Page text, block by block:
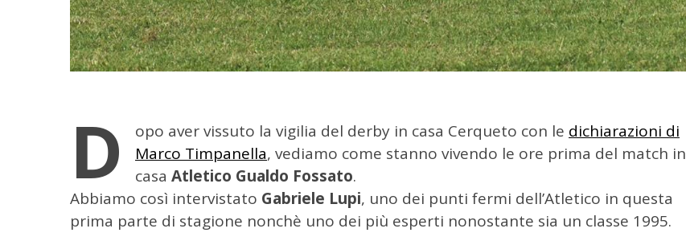
D opo aver vissuto la vigilia del derby in casa Cerqueto con le dichiarazioni di
Marco Timpanella, vediamo come stanno vivendo le ore prima del match in
casa Atletico Gualdo Fossato.
Abbiamo così intervistato Gabriele Lupi, uno dei punti fermi dell’Atletico in questa
prima parte di stagione nonchè uno dei più esperti nonostante sia un classe 1995.
C
e
r